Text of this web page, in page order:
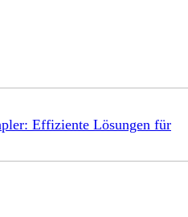
Effiziente Lösungen für